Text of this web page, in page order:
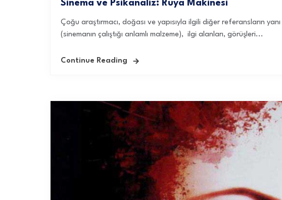
Sinema ve Psikanaliz: Rüya Makinesi
Çoğu araştırmacı, doğası ve yapısıyla ilgili diğer referansların
(sinemanın çalıştığı anlamlı malzeme), ilgi alanları, görüşleri...
Continue Reading